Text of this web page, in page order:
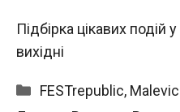
Підбірка цікавих подій
вихідні
Категорії
FESTrepublic,